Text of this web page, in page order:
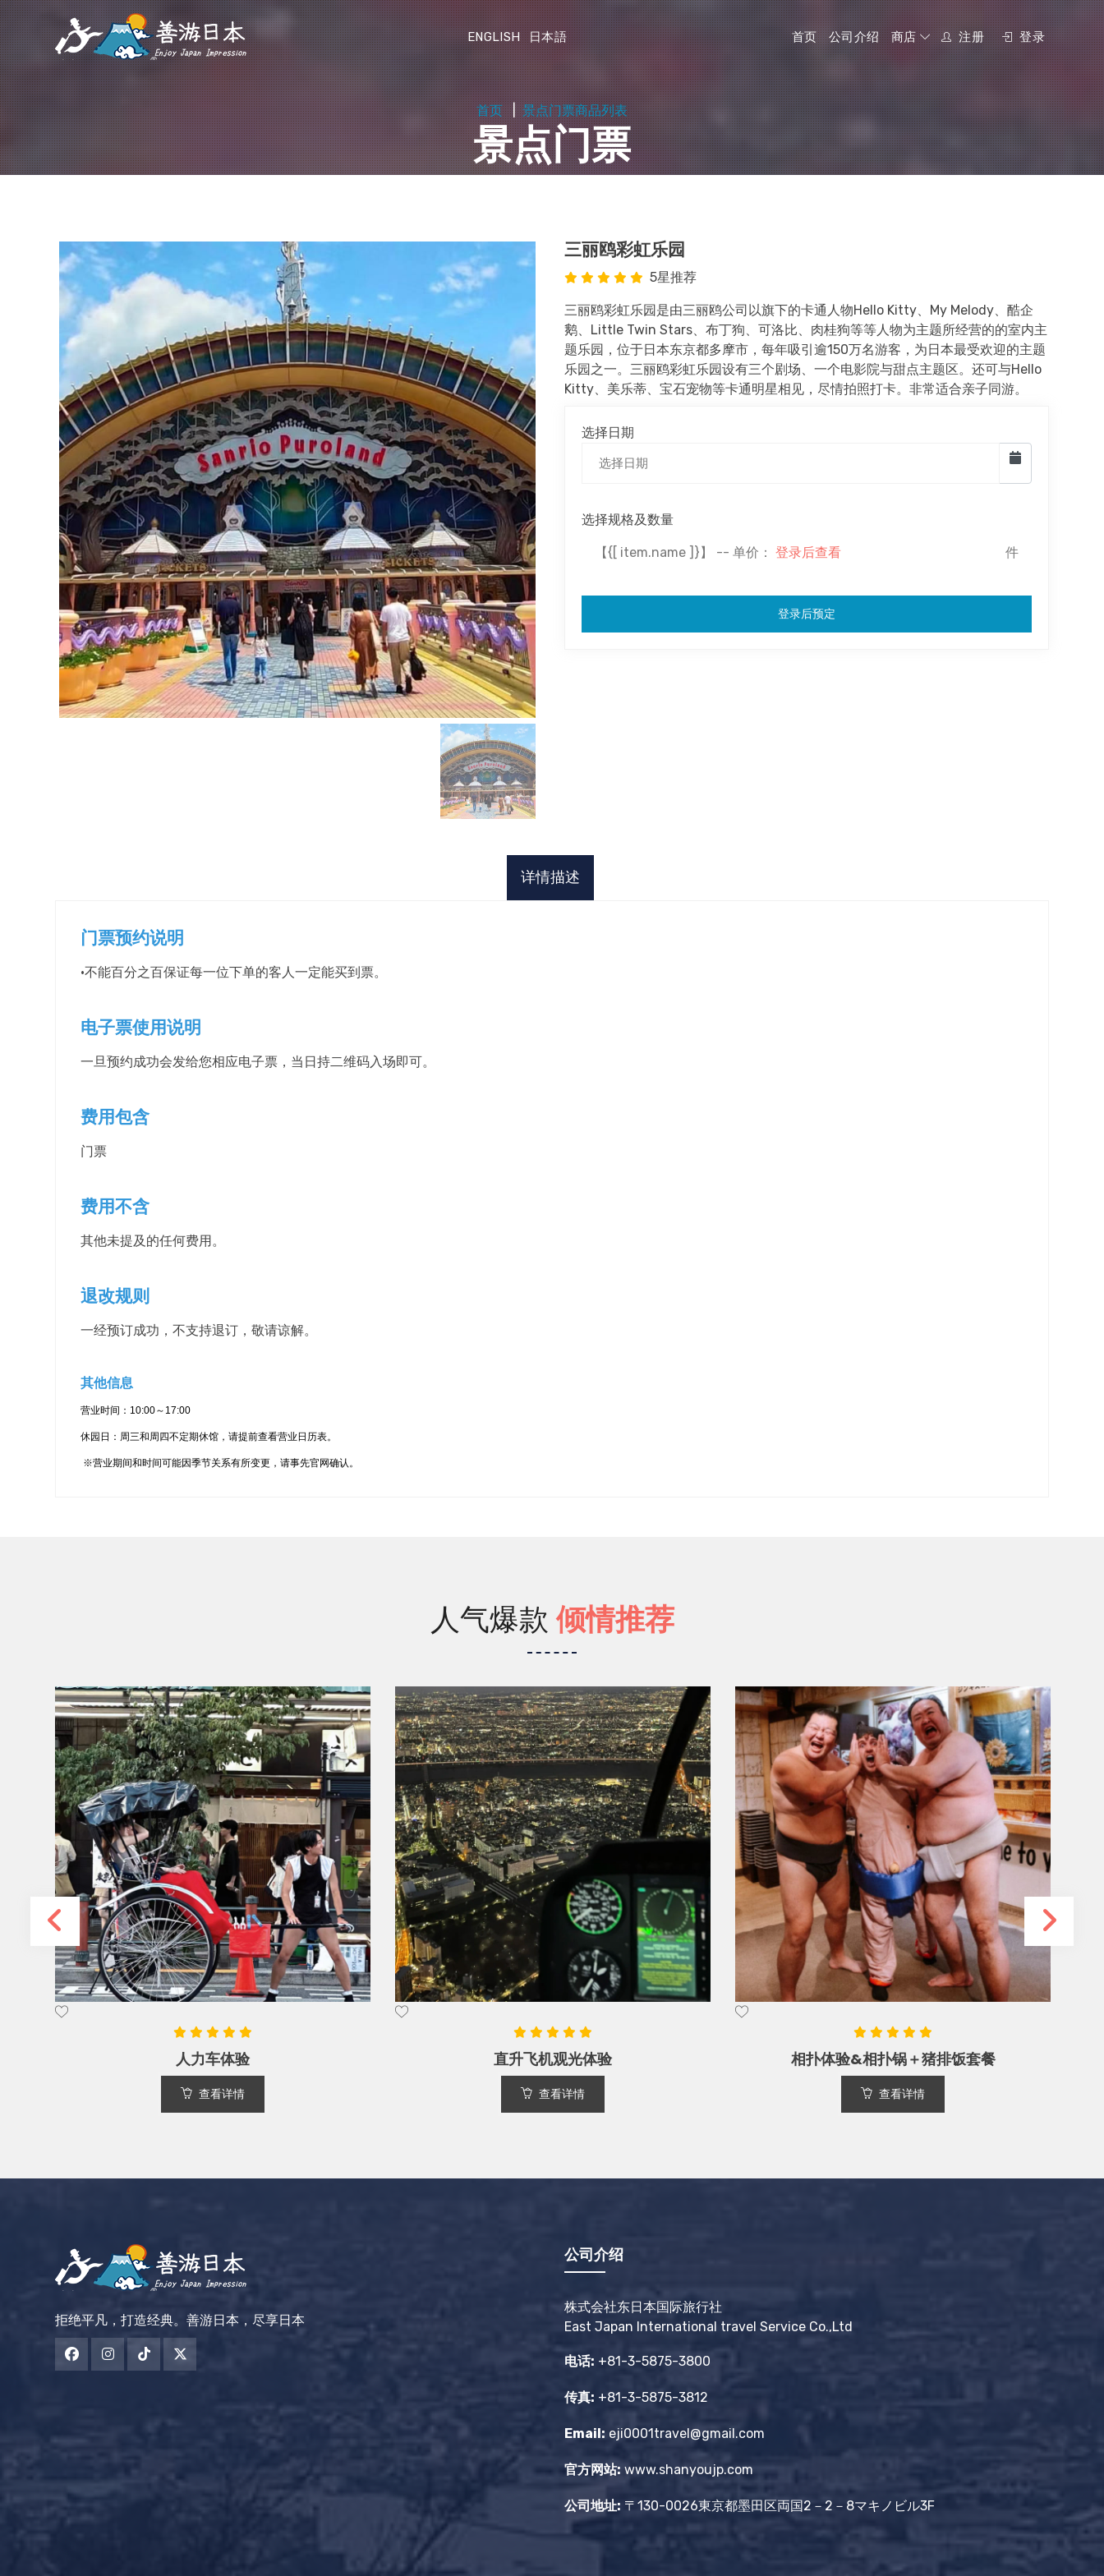
ENGLISH 日本語 首页 公司介绍 商店 注册 登录
首页 景点门票商品列表
景点门票
三丽鸥彩虹乐园
5星推荐
三丽鸥彩虹乐园是由三丽鸥公司以旗下的卡通人物Hello Kitty、My Melody、酷企
鹅、Little Twin Stars、布丁狗、可洛比、肉桂狗等等人物为主题所经营的的室内主
题乐园，位于日本东京都多摩市，每年吸引逾150万名游客，为日本最受欢迎的主题
乐园之一。三丽鸥彩虹乐园设有三个剧场、一个电影院与甜点主题区。还可与Hello
Kitty、美乐蒂、宝石宠物等卡通明星相见，尽情拍照打卡。非常适合亲子同游。
选择日期
选择规格及数量
【{[ item.name ]}】 -- 单价： 登录后查看 件
登录后预定
详情描述
门票预约说明
·不能百分之百保证每一位下单的客人一定能买到票。
电子票使用说明
一旦预约成功会发给您相应电子票，当日持二维码入场即可。
费用包含
门票
费用不含
其他未提及的任何费用。
退改规则
一经预订成功，不支持退订，敬请谅解。
其他信息
营业时间： 10:00～17:00
休园日：周三和周四不定期休馆，请提前查看营业日历表。
※营业期间和时间可能因季节关系有所变更，请事先官网确认。
人气爆款倾情推荐
直升飞机观光体验
查看详情
相扑体验&相扑锅＋猪排饭套餐
查看详情
忍者体验餐厅
查看详情
拒绝平凡，打造经典。善游日本，尽享日本
公司介绍
株式会社东日本国际旅行社
East Japan International travel Service Co.,Ltd
电话: +81-3-5875-3800
传真: +81-3-5875-3812
Email: eji0001travel@gmail.com
官方网站: www.shanyoujp.com
公司地址: 〒130-0026東京都墨田区両国2－2－8マキノビル3F